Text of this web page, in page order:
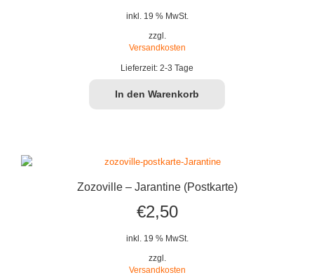
inkl. 19 % MwSt.
zzgl.
Versandkosten
Lieferzeit: 2-3 Tage
In den Warenkorb
Zozoville – Jarantine (Postkarte)
€2,50
inkl. 19 % MwSt.
zzgl.
Versandkosten